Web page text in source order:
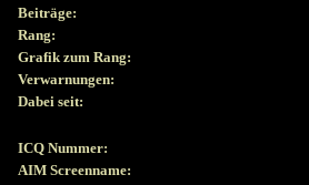
Beiträge:
Rang:
Grafik zum Rang:
Verwarnungen:
Dabei seit:
ICQ Nummer:
AIM Screenname: